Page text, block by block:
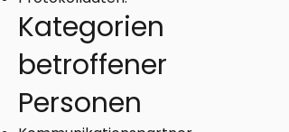
Kategorien
betroffener
Personen